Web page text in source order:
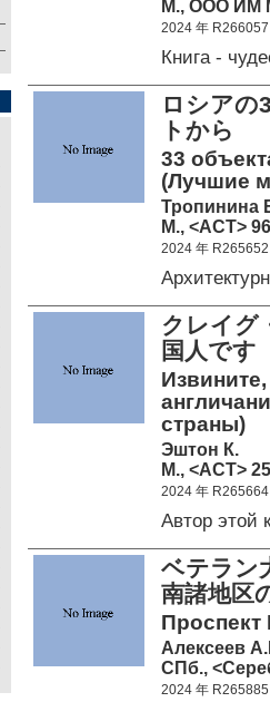
М., ООО ИМ
2024 年 R266057
Книга -
ロシア
トから
33
(Лучшие
Тропинина
М., <АСТ>
2024 年 R265652
クレイグ
国人で
страны)
Эштон К.
М., <АСТ>
2024 年 R265664
Автор этой
ベテラン
南諸地区
Проспект
Алексеев
СПб.,
2024 年 R265885